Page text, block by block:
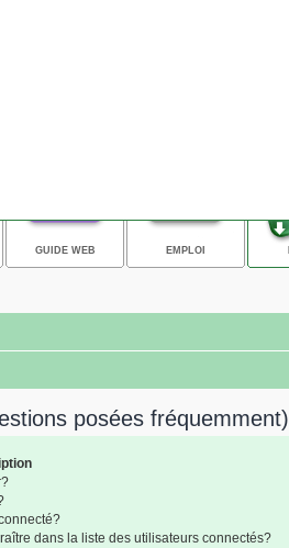
GUIDE WEB EMPLOI
posées fréquemment)
dans la liste des utilisateurs connectés?